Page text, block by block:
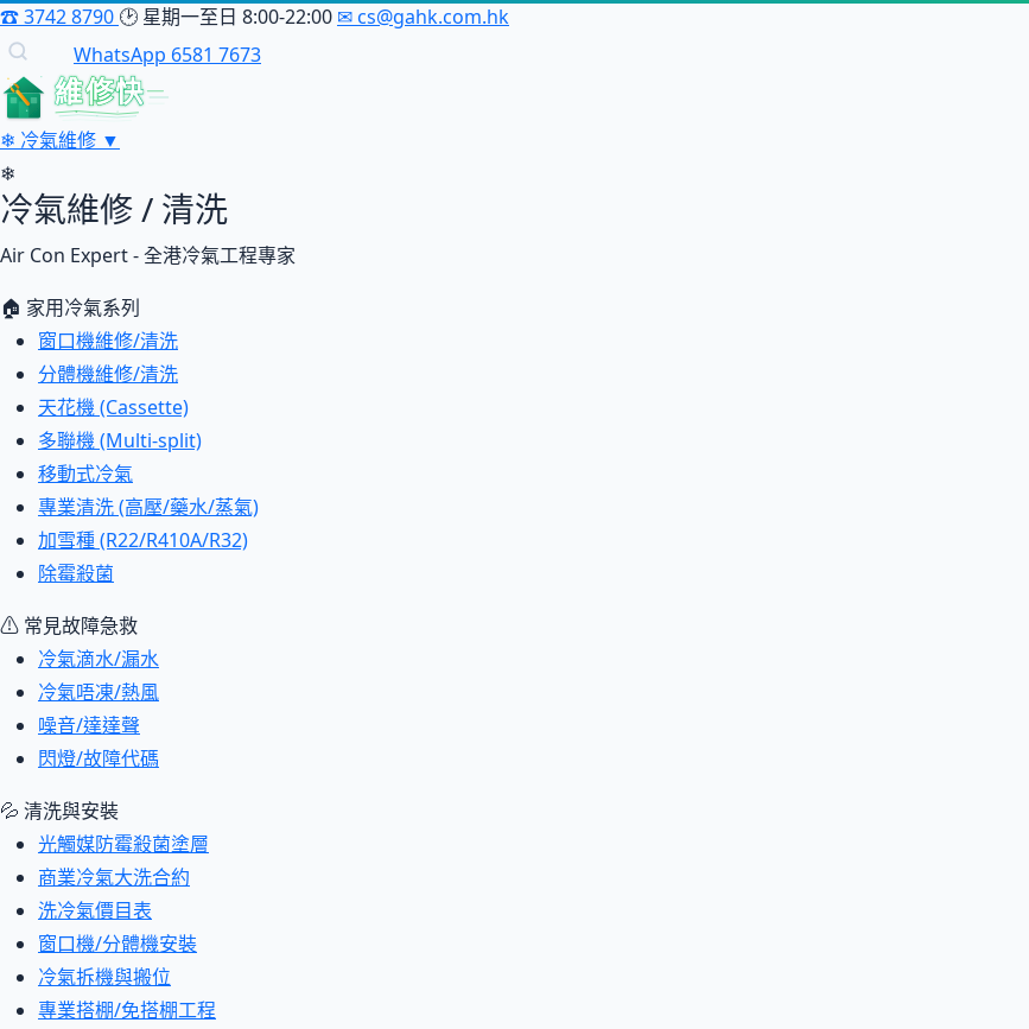
☎3742 8790 🕑 星期一至日 8:00-22:00 ✉cs@gahk.com.hk
WhatsApp 6581 7673
維修快
❄ 冷氣維修 ▼
❄
冷氣維修 / 清洗
Air Con Expert - 全港冷氣工程專家
🏠 家用冷氣系列
窗口機維修/清洗
分體機維修/清洗
天花機 (Cassette)
多聯機 (Multi-split)
移動式冷氣
專業清洗 (高壓/藥水/蒸氣)
加雪種 (R22/R410A/R32)
除霉殺菌
⚠ 常見故障急救
冷氣滴水/漏水
冷氣唔凍/熱風
噪音/達達聲
閃燈/故障代碼
💦 清洗與安裝
光觸媒防霉殺菌塗層
商業冷氣大洗合約
洗冷氣價目表
窗口機/分體機安裝
冷氣拆機與搬位
專業搭棚/免搭棚工程